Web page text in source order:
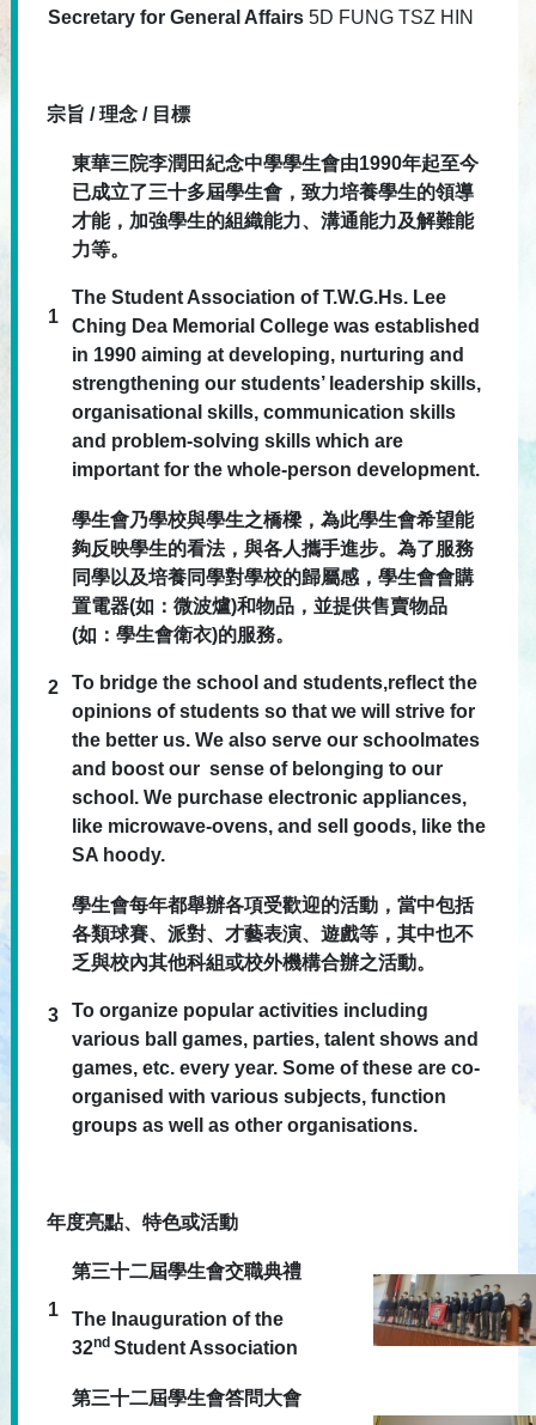
Secretary for General Affairs 5D FUNG TSZ HIN
宗旨 / 理念 / 目標
1
東華三院李潤田紀念中學學生會由1990年起至今
已成立了三十多屆學生會，致力培養學生的領導
才能，加強學生的組織能力、溝通能力及解難能
力等。
The Student Association of T.W.G.Hs. Lee
Ching Dea Memorial College was established
in 1990 aiming at developing, nurturing and
strengthening our students’ leadership skills,
organisational skills, communication skills
and problem-solving skills which are
important for the whole-person development.
2
學生會乃學校與學生之橋樑，為此學生會希望能
夠反映學生的看法，與各人攜手進步。為了服務
同學以及培養同學對學校的歸屬感，學生會會購
置電器(如：微波爐)和物品，並提供售賣物品
(如：學生會衛衣)的服務。
To bridge the school and students,reflect the
opinions of students so that we will strive for
the better us. We also serve our schoolmates
and boost our sense of belonging to our
school. We purchase electronic appliances,
like microwave-ovens, and sell goods, like the
SA hoody.
3
學生會每年都舉辦各項受歡迎的活動，當中包括
各類球賽、派對、才藝表演、遊戲等，其中也不
乏與校內其他科組或校外機構合辦之活動。
To organize popular activities including
various ball games, parties, talent shows and
games, etc. every year. Some of these are co-
organised with various subjects, function
groups as well as other organisations.
年度亮點、特色或活動
1
第三十二屆學生會交職典禮
The Inauguration of the
32nd Student Association
第三十二屆學生會答問大會